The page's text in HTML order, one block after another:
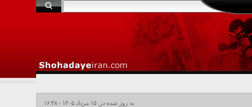
به روز شده در: ۱۵ مرداد ۱۴۰۵ - ۱۶:۴۸